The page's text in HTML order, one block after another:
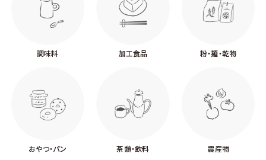
調味料 加工食品 粉・麺・乾物
おやつ・パン 茶類・飲料 農産物